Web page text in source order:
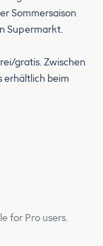
Sommersaison
Supermarkt.
gratis. Zwischen
erhältlich beim
for Pro users.